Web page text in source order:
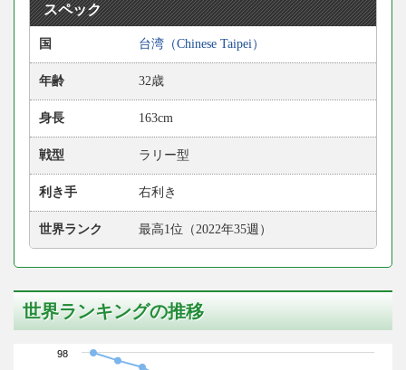
スペック
国 台湾（Chinese Taipei）
年齢 32歳
身長 163cm
戦型 ラリー型
利き手 右利き
世界ランク 最高1位（2022年35週）
世界ランキングの推移
98